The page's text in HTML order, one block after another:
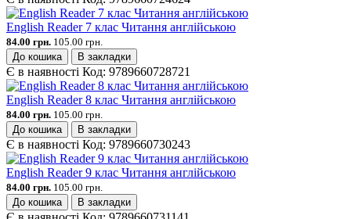
English Reader 7 клас Читання англійською
84.00 грн. 105.00 грн.
До кошика
В закладки
Є в наявності Код: 9789660728721
English Reader 8 клас Читання англійською
84.00 грн. 105.00 грн.
До кошика
В закладки
Є в наявності Код: 9789660730243
English Reader 9 клас Читання англійською
84.00 грн. 105.00 грн.
До кошика
В закладки